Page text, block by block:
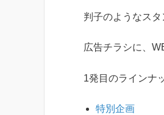
判子のようなス
広告チラシに、
1発目のラインナ
特別企画